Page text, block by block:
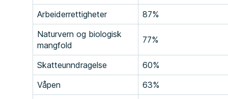
Arbeiderrettigheter
87%
Naturvern og biologisk
mangfold
77%
Skatteunndragelse
60%
Våpen
63%